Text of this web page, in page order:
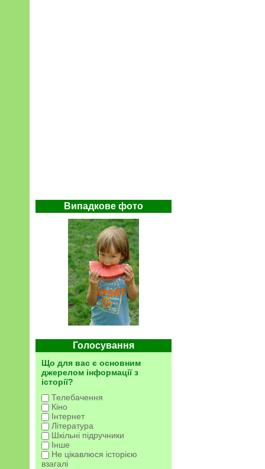
Випадкове фото
Голосування
Що для вас є основним
джерелом інформації з
історії?
Телебачення
Кіно
Інтернет
Література
Шкільні підручники
Інше
Не цікавлюся історією
взагалі